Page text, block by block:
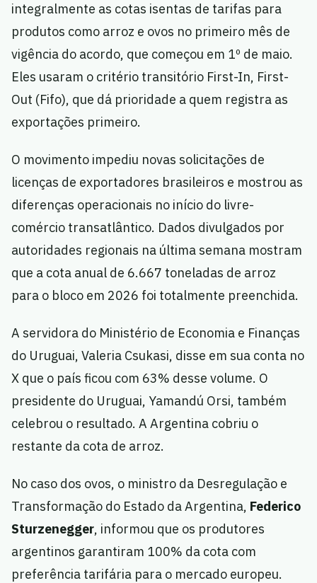
integralmente as cotas isentas de tarifas para
produtos como arroz e ovos no primeiro mês de
vigência do acordo, que começou em 1º de maio.
Eles usaram o critério transitório First-In, First-
Out (Fifo), que dá prioridade a quem registra as
exportações primeiro.
O movimento impediu novas solicitações de
licenças de exportadores brasileiros e mostrou as
diferenças operacionais no início do livre-
comércio transatlântico. Dados divulgados por
autoridades regionais na última semana mostram
que a cota anual de 6.667 toneladas de arroz
para o bloco em 2026 foi totalmente preenchida.
A servidora do Ministério de Economia e Finanças
do Uruguai, Valeria Csukasi, disse em sua conta no
X que o país ficou com 63% desse volume. O
presidente do Uruguai, Yamandú Orsi, também
celebrou o resultado. A Argentina cobriu o
restante da cota de arroz.
No caso dos ovos, o ministro da Desregulação e
Transformação do Estado da Argentina, Federico
Sturzenegger, informou que os produtores
argentinos garantiram 100% da cota com
preferência tarifária para o mercado europeu.